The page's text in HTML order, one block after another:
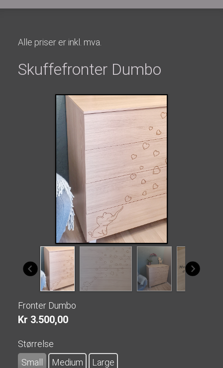
Alle priser er inkl. mva.
Skuffefronter Dumbo
Fronter Dumbo
Kr 3.500,00
Størrelse
Small
Medium Large